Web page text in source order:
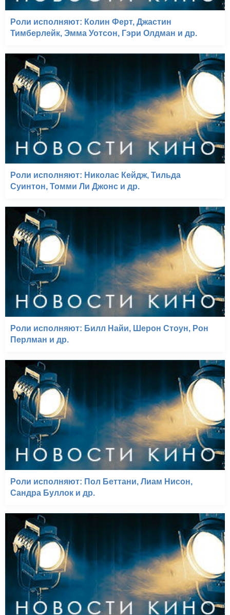
Роли исполняют: Колин Ферт, Джастин
Тимберлейк, Эмма Уотсон, Гэри Олдман и др.
Роли исполняют: Николас Кейдж, Тильда
Суинтон, Томми Ли Джонс и др.
Роли исполняют: Билл Найи, Шерон Стоун, Рон
Перлман и др.
Роли исполняют: Пол Беттани, Лиам Нисон,
Сандра Буллок и др.